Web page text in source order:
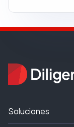
Soluciones